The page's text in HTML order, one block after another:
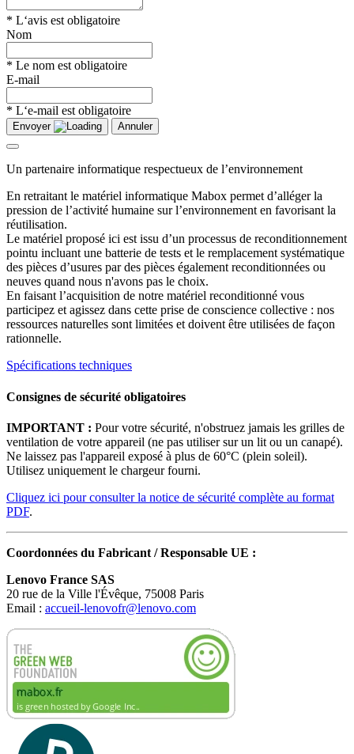
* L‘avis est obligatoire
Nom
* Le nom est obligatoire
E-mail
* L‘e-mail est obligatoire
Envoyer Annuler
Un partenaire informatique respectueux de l’environnement
En retraitant le matériel informatique Mabox permet d’alléger la
pression de l’activité humaine sur l’environnement en favorisant la
réutilisation.
Le matériel proposé ici est issu d’un processus de reconditionnement
pointu incluant une batterie de tests et le remplacement systématique
des pièces d’usures par des pièces également reconditionnées ou
neuves quand nous n'avons pas le choix.
En faisant l’acquisition de notre matériel reconditionné vous
participez et agissez dans cette prise de conscience collective : nos
ressources naturelles sont limitées et doivent être utilisées de façon
rationnelle.
Spécifications techniques
Consignes de sécurité obligatoires
IMPORTANT : Pour votre sécurité, n'obstruez jamais les grilles de
ventilation de votre appareil (ne pas utiliser sur un lit ou un canapé).
Ne laissez pas l'appareil exposé à plus de 60°C (plein soleil).
Utilisez uniquement le chargeur fourni.
Cliquez ici pour consulter la notice de sécurité complète au format
PDF.
Coordonnées du Fabricant / Responsable UE :
Lenovo France SAS
20 rue de la Ville l'Évêque, 75008 Paris
Email : accueil-lenovofr@lenovo.com